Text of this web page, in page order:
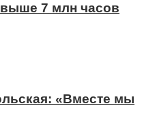
7 млн часов
«Вместе мы